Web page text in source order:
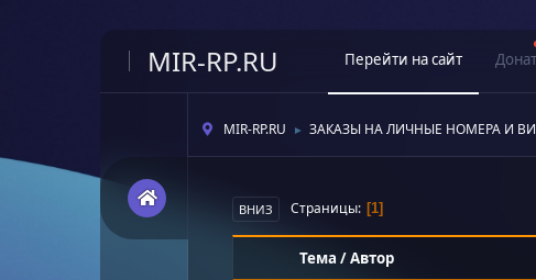
MIR-RP.RU Перейти на сайт Донат
MIR-RP.RU ► ЗАКАЗЫ НА ЛИЧНЫЕ НОМЕРА И
ВНИЗ Страницы 1
Тема /Автор